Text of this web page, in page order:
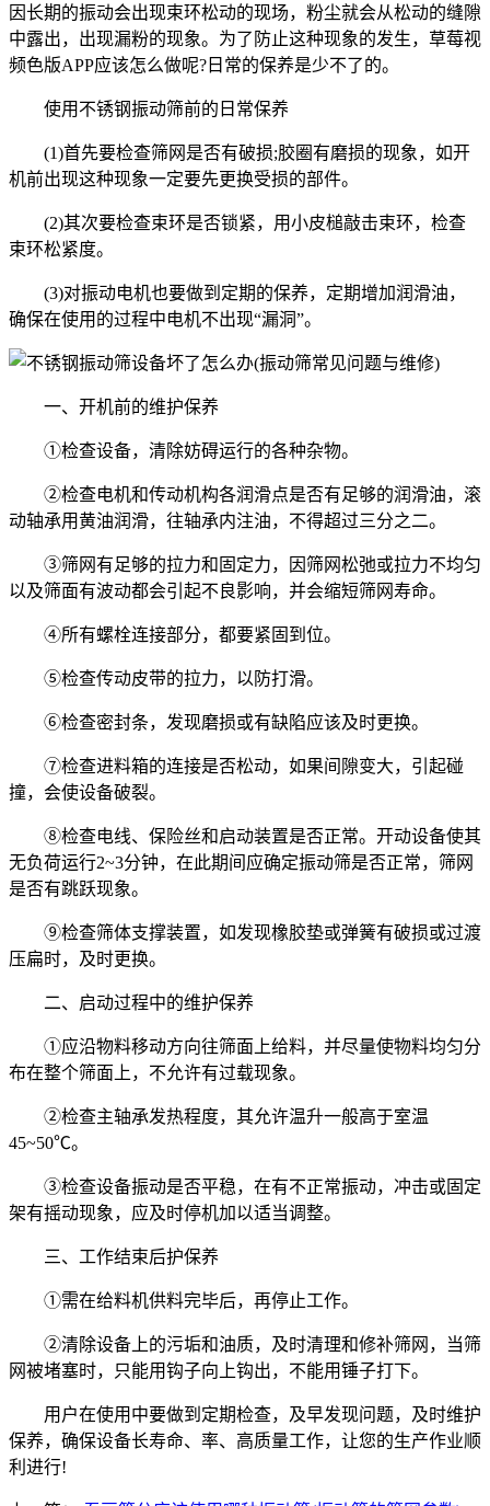
因长期的振动会出现束环松动的现场，粉尘就会从松动的缝隙
中露出，出现漏粉的现象。为了防止这种现象的发生，草莓视
频色版APP应该怎么做呢?日常的保养是少不了的。
使用不锈钢振动筛前的日常保养
(1)首先要检查筛网是否有破损;胶圈有磨损的现象，如开
机前出现这种现象一定要先更换受损的部件。
(2)其次要检查束环是否锁紧，用小皮槌敲击束环，检查
束环松紧度。
(3)对振动电机也要做到定期的保养，定期增加润滑油，
确保在使用的过程中电机不出现“漏洞”。
一、开机前的维护保养
①检查设备，清除妨碍运行的各种杂物。
②检查电机和传动机构各润滑点是否有足够的润滑油，滚
动轴承用黄油润滑，往轴承内注油，不得超过三分之二。
③筛网有足够的拉力和固定力，因筛网松弛或拉力不均匀
以及筛面有波动都会引起不良影响，并会缩短筛网寿命。
④所有螺栓连接部分，都要紧固到位。
⑤检查传动皮带的拉力，以防打滑。
⑥检查密封条，发现磨损或有缺陷应该及时更换。
⑦检查进料箱的连接是否松动，如果间隙变大，引起碰
撞，会使设备破裂。
⑧检查电线、保险丝和启动装置是否正常。开动设备使其
无负荷运行2~3分钟，在此期间应确定振动筛是否正常，筛网
是否有跳跃现象。
⑨检查筛体支撑装置，如发现橡胶垫或弹簧有破损或过渡
压扁时，及时更换。
二、启动过程中的维护保养
①应沿物料移动方向往筛面上给料，并尽量使物料均匀分
布在整个筛面上，不允许有过载现象。
②检查主轴承发热程度，其允许温升一般高于室温
45~50℃。
③检查设备振动是否平稳，在有不正常振动，冲击或固定
架有摇动现象，应及时停机加以适当调整。
三、工作结束后护保养
①需在给料机供料完毕后，再停止工作。
②清除设备上的污垢和油质，及时清理和修补筛网，当筛
网被堵塞时，只能用钩子向上钩出，不能用锤子打下。
用户在使用中要做到定期检查，及早发现问题，及时维护
保养，确保设备长寿命、率、高质量工作，让您的生产作业顺
利进行!